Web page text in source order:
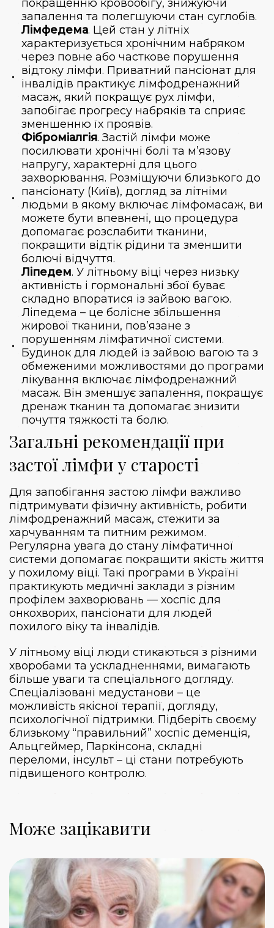
покращенню кровообігу, знижуючи
запалення та полегшуючи стан суглобів.
Лімфедема. Цей стан у літніх
характеризується хронічним набряком
через повне або часткове порушення
відтоку лімфи. Приватний пансіонат для
інвалідів практикує лімфодренажний
масаж, який покращує рух лімфи,
запобігає прогресу набряків та сприяє
зменшенню їх проявів.
Фіброміалгія. Застій лімфи може
посилювати хронічні болі та м’язову
напругу, характерні для цього
захворювання. Розміщуючи близького до
пансіонату (Київ), догляд за літніми
людьми в якому включає лімфомасаж, ви
можете бути впевнені, що процедура
допомагає розслабити тканини,
покращити відтік рідини та зменшити
болючі відчуття.
Ліпедем. У літньому віці через низьку
активність і гормональні збої буває
складно впоратися із зайвою вагою.
Ліпедема – це болісне збільшення
жирової тканини, пов’язане з
порушенням лімфатичної системи.
Будинок для людей із зайвою вагою та з
обмеженими можливостями до програми
лікування включає лімфодренажний
масаж. Він зменшує запалення, покращує
дренаж тканин та допомагає знизити
почуття тяжкості та болю.
Загальні рекомендації при
застої лімфи у старості
Для запобігання застою лімфи важливо
підтримувати фізичну активність, робити
лімфодренажний масаж, стежити за
харчуванням та питним режимом.
Регулярна увага до стану лімфатичної
системи допомагає покращити якість життя
у похилому віці. Такі програми в Україні
практикують медичні заклади з різним
профілем захворювань — хоспіс для
онкохворих, пансіонати для людей
похилого віку та інвалідів.
У літньому віці люди стикаються з різними
хворобами та ускладненнями, вимагають
більше уваги та спеціального догляду.
Спеціалізовані медустанови – це
можливість якісної терапії, догляду,
психологічної підтримки. Підберіть своєму
близькому “правильний” хоспіс деменція,
Альцгеймер, Паркінсона, складні
переломи, інсульт – ці стани потребують
підвищеного контролю.
Може зацікавити